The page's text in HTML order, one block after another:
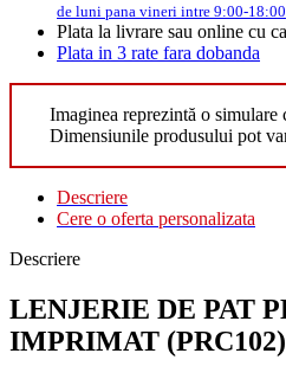
de luni pana vineri intre 9:00-18:00
Plata la livrare sau online cu
Plata in 3 rate fara dobanda
Imaginea reprezintă o simulare
Dimensiunile produsului pot
Descriere
Cere o oferta personalizata
Descriere
LENJERIE DE PAT
IMPRIMAT (PRC102)